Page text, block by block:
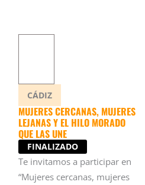
CÁDIZ
MUJERES CERCANAS, MUJERES
LEJANAS Y EL HILO MORADO
QUE LAS UNE
FINALIZADO
Te invitamos a participar en
“Mujeres cercanas, mujeres